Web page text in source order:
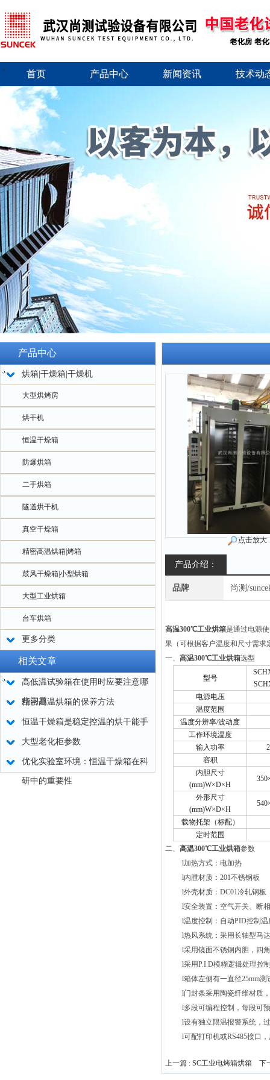
首页 产品中心 新闻资讯 技术动
产品中心
烘箱|干燥箱|干燥机
大型烘烤房
烘干机
恒温干燥箱
防爆烘箱
二手烘箱
隧道烘干机
真空干燥箱
精密高温烘箱|烤箱
鼓风干燥箱|小型烘箱
大型工业烘箱
台车烘箱
更多分类
相关文章
高低温试验箱在使用时应要注意哪
些问题
精密高温烘箱的保养方法
恒温干燥箱是稳定控温的烘干能手
大型老化柜参数
优化实验室环境：恒温干燥箱在科
研中的重要性
点击放大
产品介绍：
品牌 尚测/
高温300℃工业烘箱是通过电源
果（可根据客户温度和尺寸需求
一、 高温300℃工业烘箱选型
型号
电源电压
温度范围
温度分辨率/波动度
工作环境温度
输入功率
容积
内胆尺寸
(mm)W×D×H
外形尺寸
(mm)W×D×H
载物托架（标配）
定时范围
二、 高温300℃工业烘箱参数
l加热方式：电加热
l内膛材质：201不锈钢板
l外壳材质：DC01冷轧钢板
l安全装置：空气开关、断
l温度控制：自动PID控制
l热风系统：采用长轴型马
l采用镜面不锈钢内胆，四
l采用P.I.D模糊逻辑处理控
l箱体左侧有一直径25mm
l门封条采用陶瓷纤维材质
l多段可编程控制，每段可
l设有独立限温报警系统，
l可配打印机或RS485接口
上一篇 : SC工业电烤箱烘箱 下